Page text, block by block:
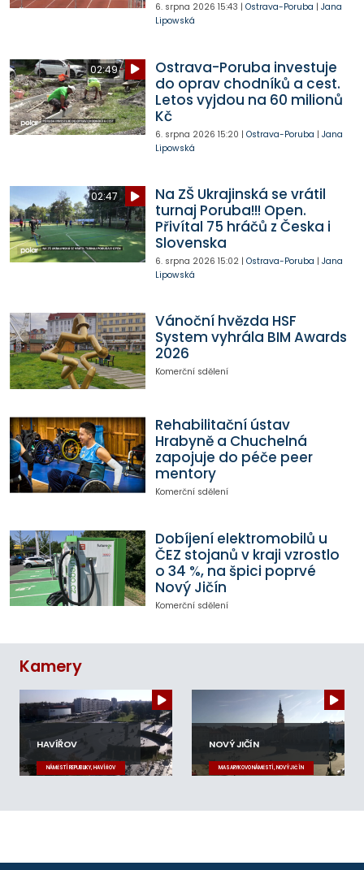
6. srpna 2026 15:43 | Ostrava-Poruba | Jana
Lipowská
02:49
Ostrava-Poruba investuje
do oprav chodníků a cest.
Letos vyjdou na 60 milionů
Kč
6. srpna 2026 15:20 | Ostrava-Poruba | Jana
Lipowská
02:47
Na ZŠ Ukrajinská se vrátil
turnaj Poruba!!! Open.
Přivítal 75 hráčů z Česka i
Slovenska
6. srpna 2026 15:02| Ostrava-Poruba | Jana
Lipowská
Vánoční hvězda HSF
System vyhrála BIM Awards
2026
Komerční sdělení
Rehabilitační ústav
Hrabyně a Chuchelná
zapojuje do péče peer
mentory
Komerční sdělení
Dobíjení elektromobilů u
ČEZ stojanů v kraji vzrostlo
o 34 %, na špici poprvé
Nový Jičín
Komerční sdělení
Kamery
HAVÍŘOV
NÁMĚSTÍ REPUBLIKY, HAVÍŘOV
NOVÝ JIČÍN
MASARYKOVO NÁMĚSTÍ, NOVÝ JIČÍN